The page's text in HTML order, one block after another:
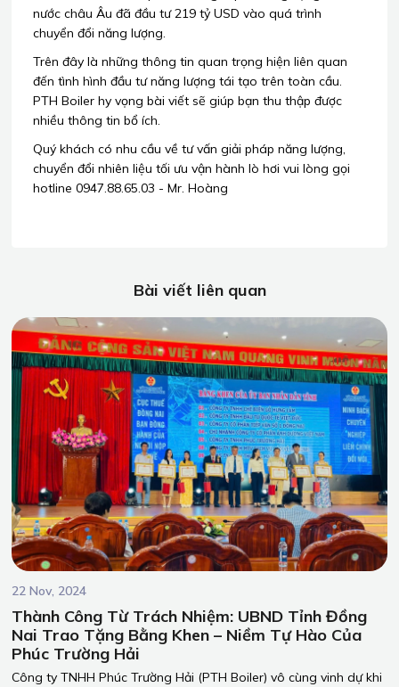
nước châu Âu đã đầu tư 219 tỷ USD vào quá trình
chuyển đổi năng lượng.
Trên đây là những thông tin quan trọng hiện liên quan
đến tình hình đầu tư năng lượng tái tạo trên toàn cầu.
PTH Boiler hy vọng bài viết sẽ giúp bạn thu thập được
nhiều thông tin bổ ích.
Quý khách có nhu cầu về tư vấn giải pháp năng lượng,
chuyển đổi nhiên liệu tối ưu vận hành lò hơi vui lòng gọi
hotline 0947.88.65.03 - Mr. Hoàng
Bài viết liên quan
22 Nov, 2024
Thành Công Từ Trách Nhiệm: UBND Tỉnh Đồng
Nai Trao Tặng Bằng Khen – Niềm Tự Hào Của
Phúc Trường Hải
Công ty TNHH Phúc Trường Hải (PTH Boiler) vô cùng vinh dự khi